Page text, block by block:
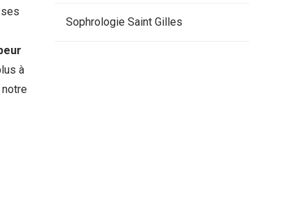
à
notre
Sophrologie Saint Gilles